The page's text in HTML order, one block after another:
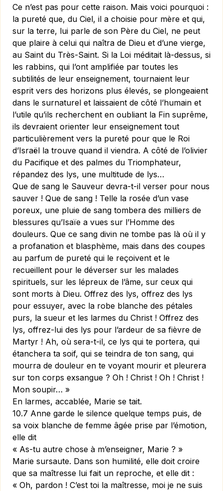
Ce n’est pas pour cette raison. Mais voici pourquoi :
la pureté que, du Ciel, il a choisie pour mère et qui,
sur la terre, lui parle de son Père du Ciel, ne peut
que plaire à celui qui naîtra de Dieu et d’une vierge,
au Saint du Très-Saint. Si la Loi méditait là-dessus, si
les rabbins, qui l’ont amplifiée par toutes les
subtilités de leur enseignement, tournaient leur
esprit vers des horizons plus élevés, se plongeaient
dans le surnaturel et laissaient de côté l’humain et
l’utile qu’ils recherchent en oubliant la Fin suprême,
ils devraient orienter leur enseignement tout
particulièrement vers la pureté pour que le Roi
d’Israël la trouve quand il viendra. A côté de l’olivier
du Pacifique et des palmes du Triomphateur,
répandez des lys, une multitude de lys…
Que de sang le Sauveur devra-t-il verser pour nous
sauver ! Que de sang ! Telle la rosée d’un vase
poreux, une pluie de sang tombera des milliers de
blessures qu’Isaïe a vues sur l’Homme des
douleurs. Que ce sang divin ne tombe pas là où il y
a profanation et blasphème, mais dans des coupes
au parfum de pureté qui le reçoivent et le
recueillent pour le déverser sur les malades
spirituels, sur les lépreux de l’âme, sur ceux qui
sont morts à Dieu. Offrez des lys, offrez des lys
pour essuyer, avec la robe blanche des pétales
purs, la sueur et les larmes du Christ ! Offrez des
lys, offrez-lui des lys pour l’ardeur de sa fièvre de
Martyr ! Ah, où sera-t-il, ce lys qui te portera, qui
étanchera ta soif, qui se teindra de ton sang, qui
mourra de douleur en te voyant mourir et pleurera
sur ton corps exsangue ? Oh ! Christ ! Oh ! Christ !
Mon soupir… »
En larmes, accablée, Marie se tait.
10.7 Anne garde le silence quelque temps puis, de
sa voix blanche de femme âgée prise par l’émotion,
elle dit
« As-tu autre chose à m’enseigner, Marie ? »
Marie sursaute. Dans son humilité, elle doit croire
que sa maîtresse lui fait un reproche, et elle dit :
« Oh, pardon ! C’est toi la maîtresse, moi je ne suis